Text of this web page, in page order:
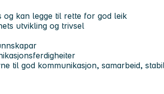
og kan legge til rette for god leik
utvikling og trivsel
til god kommunikasjon, samarbeid,